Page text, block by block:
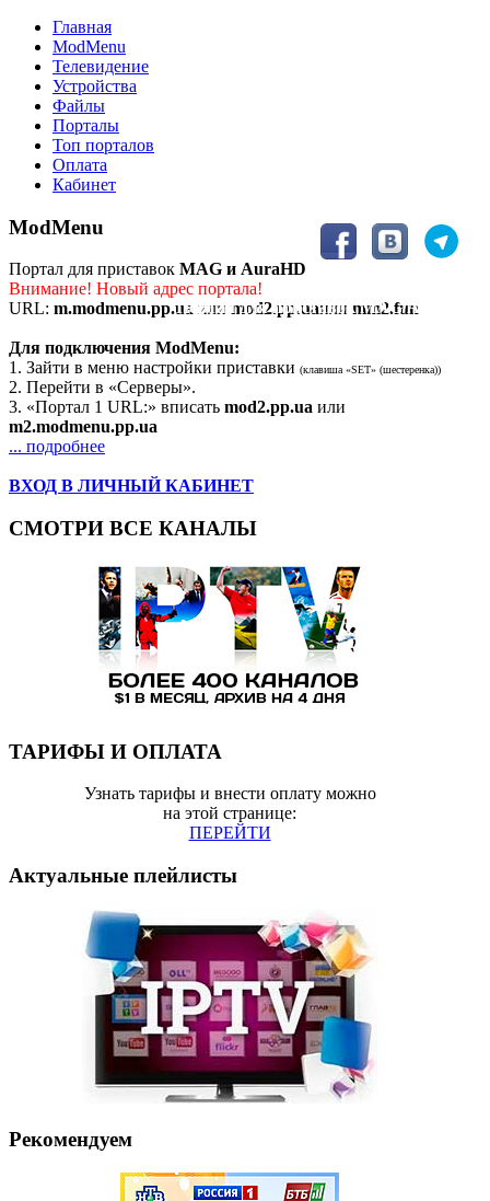
Главная
ModMenu
Телевидение
Устройства
Файлы
Порталы
Топ порталов
Оплата
Кабинет
Портал для приставок MAG/AuraHD
ModMenu
Портал для приставок MAG и AuraHD
Внимание! Новый адрес портала!
URL: m.modmenu.pp.ua или mod2.pp.uaили mm2.fun
Для подключения ModMenu:
1. Зайти в меню настройки приставки (клавиша «SET» (шестеренка))
2. Перейти в «Серверы».
3. «Портал 1 URL:» вписать mod2.pp.ua или
m2.modmenu.pp.ua
... подробнее
ВХОД В ЛИЧНЫЙ КАБИНЕТ
СМОТРИ ВСЕ КАНАЛЫ
ТАРИФЫ И ОПЛАТА
Узнать тарифы и внести оплату можно
на этой странице:
ПЕРЕЙТИ
Актуальные плейлисты
Рекомендуем